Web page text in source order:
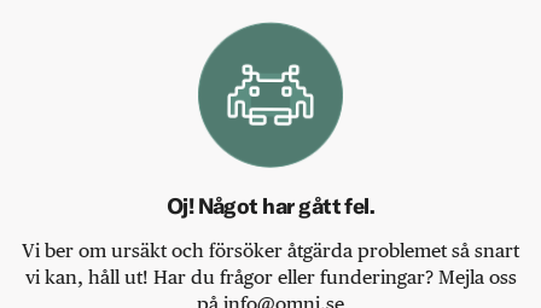
Oj! Något har gått fel.
Vi ber om ursäkt och försöker åtgärda problemet så snart
vi kan, håll ut! Har du frågor eller funderingar? Mejla oss